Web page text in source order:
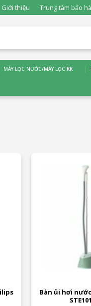
Giới thiệu Trung tâm bảo
MÁY LỌC NƯỚC/MÁY LỌC KK
Bàn ủi hơi
và nhiều ưu đãi